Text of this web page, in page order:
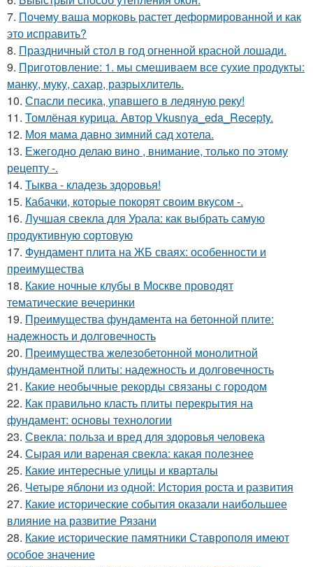
7. Почему ваша морковь растет деформированной и как
это исправить?
8. Праздничный стол в год огненной красной лошади.
9. Приготовление: 1. мы смешиваем все сухие продукты:
манку, муку, сахар, разрыхлитель.
10. Спасли песика, упaвшего в ледяную рeку!
11. Томлёная курица. Автор Vkusnya_eda_Recepty.
12. Моя мама давно зимний сад хотела.
13. Ежегодно делаю вино , внимание, только по этому
рецепту -.
14. Тыква - кладезь здоровья!
15. Кабачки, которые покорят своим вкусом -.
16. Лучшая свекла для Урала: как выбрать самую
продуктивную сортовую
17. Фундамент плита на ЖБ сваях: особенности и
преимущества
18. Какие ночные клубы в Москве проводят
тематические вечеринки
19. Преимущества фундамента на бетонной плите:
надежность и долговечность
20. Преимущества железобетонной монолитной
фундаментной плиты: надежность и долговечность
21. Какие необычные рекорды связаны с городом
22. Как правильно класть плиты перекрытия на
фундамент: основы технологии
23. Свекла: польза и вред для здоровья человека
24. Сырая или вареная свекла: какая полезнее
25. Какие интересные улицы и кварталы
26. Четыре яблони из одной: История роста и развития
27. Какие исторические события оказали наибольшее
влияние на развитие Рязани
28. Какие исторические памятники Ставрополя имеют
особое значение